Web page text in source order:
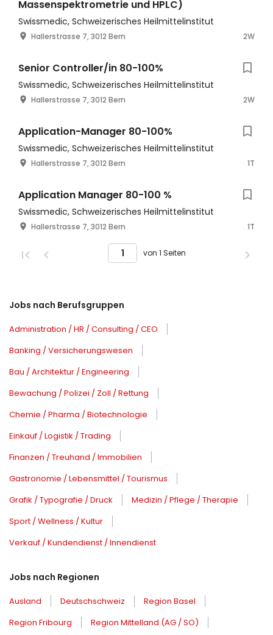
Massenspektrometrie und HPLC)
Swissmedic, Schweizerisches Heilmittelinstitut
Hallerstrasse 7, 3012 Bern 2W
Senior Controller/in 80-100%
Swissmedic, Schweizerisches Heilmittelinstitut
Hallerstrasse 7, 3012 Bern 2W
Application-Manager 80-100%
Swissmedic, Schweizerisches Heilmittelinstitut
Hallerstrasse 7, 3012 Bern 1T
Application Manager 80-100 %
Swissmedic, Schweizerisches Heilmittelinstitut
Hallerstrasse 7, 3012 Bern 1T
von 1 Seiten
Jobs nach Berufsgruppen
Administration / HR / Consulting / CEO
Banking / Versicherungswesen
Bau / Architektur / Engineering
Bewachung / Polizei / Zoll / Rettung
Chemie / Pharma / Biotechnologie
Einkauf / Logistik / Trading
Finanzen / Treuhand / Immobilien
Gastronomie / Lebensmittel / Tourismus
Grafik / Typografie / Druck
Medizin / Pflege / Therapie
Sport / Wellness / Kultur
Verkauf / Kundendienst / Innendienst
Jobs nach Regionen
Ausland Deutschschweiz
Region Basel
Region Fribourg
Region Mittelland (AG / SO)